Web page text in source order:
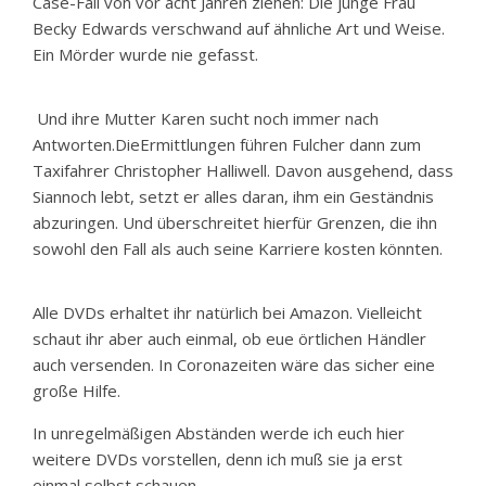
Becky Edwards verschwand auf ähnliche Art und Weise.
Ein Mörder wurde nie gefasst.
Und ihre Mutter Karen sucht noch immer nach
Antworten.DieErmittlungen führen Fulcher dann zum
Taxifahrer Christopher Halliwell. Davon ausgehend, dass
Siannoch lebt, setzt er alles daran, ihm ein Geständnis
abzuringen. Und überschreitet hierfür Grenzen, die ihn
sowohl den Fall als auch seine Karriere kosten könnten.
Alle DVDs erhaltet ihr natürlich bei Amazon. Vielleicht
schaut ihr aber auch einmal, ob eue örtlichen Händler
auch versenden. In Coronazeiten wäre das sicher eine
große Hilfe.
In unregelmäßigen Abständen werde ich euch hier
weitere DVDs vorstellen, denn ich muß sie ja erst